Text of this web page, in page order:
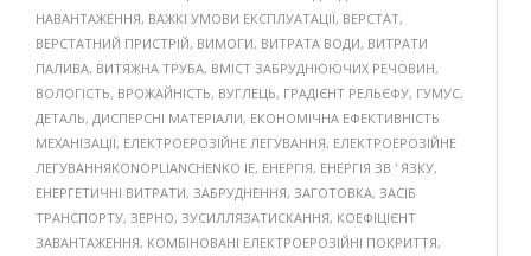
НАВАНТАЖЕННЯ, ВАЖКІ УМОВИ ЕКСПЛУАТАЦІЇ, ВЕРСТАТ,
ВЕРСТАТНИЙ ПРИСТРІЙ, ВИМОГИ, ВИТРАТА ВОДИ, ВИТРАТИ
ПАЛИВА, ВИТЯЖНА ТРУБА, ВМІСТ ЗАБРУДНЮЮЧИХ РЕЧОВИН,
ВОЛОГІСТЬ, ВРОЖАЙНІСТЬ, ВУГЛЕЦЬ, ГРАДІЄНТ РЕЛЬЄФУ, ГУМУС,
ДЕТАЛЬ, ДИСПЕРСНІ МАТЕРІАЛИ, ЕКОНОМІЧНА ЕФЕКТИВНІСТЬ
МЕХАНІЗАЦІЇ, ЕЛЕКТРОЕРОЗІЙНЕ ЛЕГУВАННЯ, ЕЛЕКТРОЕРОЗІЙНЕ
ЛЕГУВАННЯKONOPLIANCHENKO IE, ЕНЕРГІЯ, ЕНЕРГІЯ ЗВ ' ЯЗКУ,
ЕНЕРГЕТИЧНІ ВИТРАТИ, ЗАБРУДНЕННЯ, ЗАГОТОВКА, ЗАСІБ
ТРАНСПОРТУ, ЗЕРНО, ЗУСИЛЛЯЗАТИСКАННЯ, КОЕФІЦІЄНТ
ЗАВАНТАЖЕННЯ, КОМБІНОВАНІ ЕЛЕКТРОЕРОЗІЙНІ ПОКРИТТЯ,